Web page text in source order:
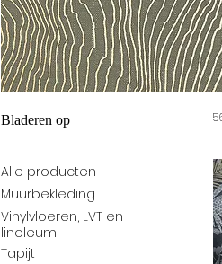
Bladeren op
Alle producten
Muurbekleding
Vinylvloeren, LVT en
linoleum
Tapijt